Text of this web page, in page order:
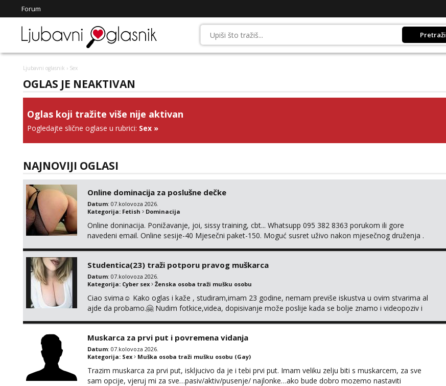
Forum
Pretraži
Ljubavni oglasnik › Sex
OGLAS JE NEAKTIVAN
Oglas koji tražite više nije aktivan
Pogledajte slične oglase u rubrici: Sex »
NAJNOVIJI OGLASI
Online dominacija za poslušne dečke
Datum: 07.kolovoza 2026.
Kategorija: Fetish Dominacija
Online doninacija. Ponižavanje, joi, sissy training, cbt... Whatsupp 095 382 8363 porukom ili gore
navedeni email. Online sesije-40 Mjesečni paket-150. Moguć susret uživo nakon mjesečnog druženja .
Studentica(23) traži potporu pravog muškarca
Datum: 07.kolovoza 2026.
Kategorija: Cyber sex Ženska osoba traži mušku osobu
Ciao svima☺️ Kako oglas i kaže , studiram,imam 23 godine, nemam previše iskustva u ovim stvarima al
ajde da probamo.🤗 Nudim fotkice,videa, dopisivanje može poslije kada se bolje znamo i videopoziv i
Muskarca za prvi put i povremena vidanja
Datum: 07.kolovoza 2026.
Kategorija: Sex Muška osoba traži mušku osobu (Gay)
Trazim muskarca za prvi put, iskljucivo da je i tebi prvi put. Imam veliku zelju biti s muskarcem, za sve
sam opcije, vjeruj mi za sve…pasiv/aktiv/pusenje/ najlonke…ako bude dobro mozemo nastaviti